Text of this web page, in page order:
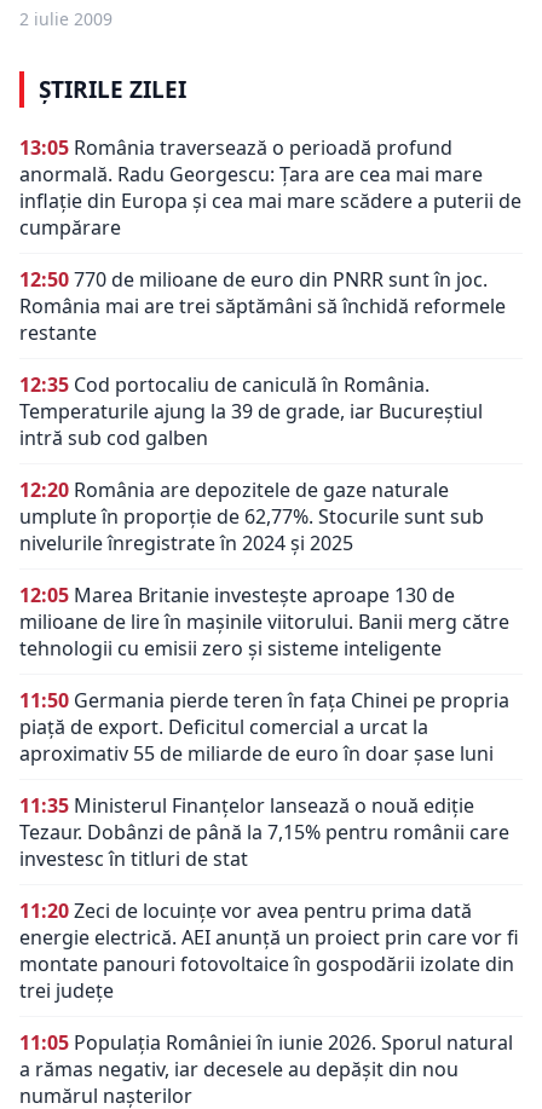
2 iulie 2009
ȘTIRILE ZILEI
13:05 România traversează o perioadă profund
anormală. Radu Georgescu: Țara are cea mai mare
inflație din Europa și cea mai mare scădere a puterii de
cumpărare
12:50770 de milioane de euro din PNRR sunt în joc.
România mai are trei săptămâni să închidă reformele
restante
12:35 Cod portocaliu de caniculă în România.
Temperaturile ajung la 39 de grade, iar Bucureștiul
intră sub cod galben
12:20 România are depozitele de gaze naturale
umplute în proporție de 62,77%. Stocurile sunt sub
nivelurile înregistrate în 2024 și 2025
12:05 Marea Britanie investește aproape 130 de
milioane de lire în mașinile viitorului. Banii merg către
tehnologii cu emisii zero și sisteme inteligente
11:50 Germania pierde teren în fața Chinei pe propria
piață de export. Deficitul comercial a urcat la
aproximativ 55 de miliarde de euro în doar șase luni
11:35 Ministerul Finanțelor lansează o nouă ediție
Tezaur. Dobânzi de până la 7,15% pentru românii care
investesc în titluri de stat
11:20Zeci de locuințe vor avea pentru prima dată
energie electrică. AEI anunță un proiect prin care vor fi
montate panouri fotovoltaice în gospodării izolate din
trei județe
11:05 Populația României în iunie 2026. Sporul natural
a rămas negativ, iar decesele au depășit din nou
numărul nașterilor